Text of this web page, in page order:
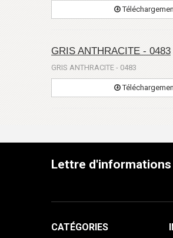
GRIS ANTHRACITE - 0483
GRIS ANTHRACITE - 0483
Lettre d'informations
CATÉGORIES